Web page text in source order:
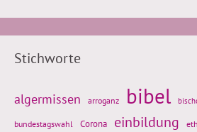
Stichworte
algermissen arroganz bibel
bundestagswahl Corona einbildung